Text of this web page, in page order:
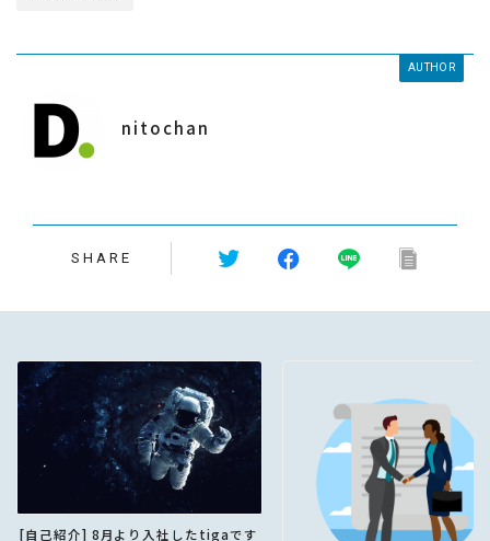
AUTHOR
nitochan
SHARE
[自己紹介] 8月より入社したtigaです